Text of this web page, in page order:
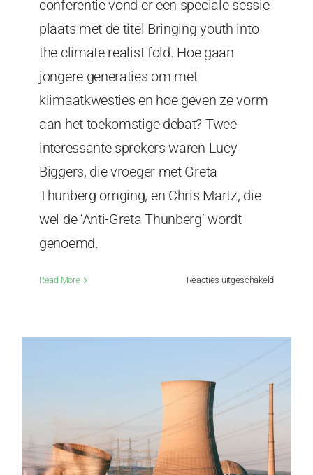
conferentie vond er een speciale sessie
plaats met de titel Bringing youth into
the climate realist fold. Hoe gaan
jongere generaties om met
klimaatkwesties en hoe geven ze vorm
aan het toekomstige debat? Twee
interessante sprekers waren Lucy
Biggers, die vroeger met Greta
Thunberg omging, en Chris Martz, die
wel de ‘Anti-Greta Thunberg’ wordt
genoemd.
Read More Reacties uitgeschakeldvoor